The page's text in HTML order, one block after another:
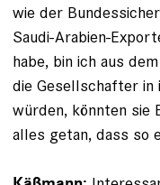
wie der
Saudi-Arabien-­
habe, bin ich aus
die Gesellschafter
würden, könnten sie
alles getan, dass so